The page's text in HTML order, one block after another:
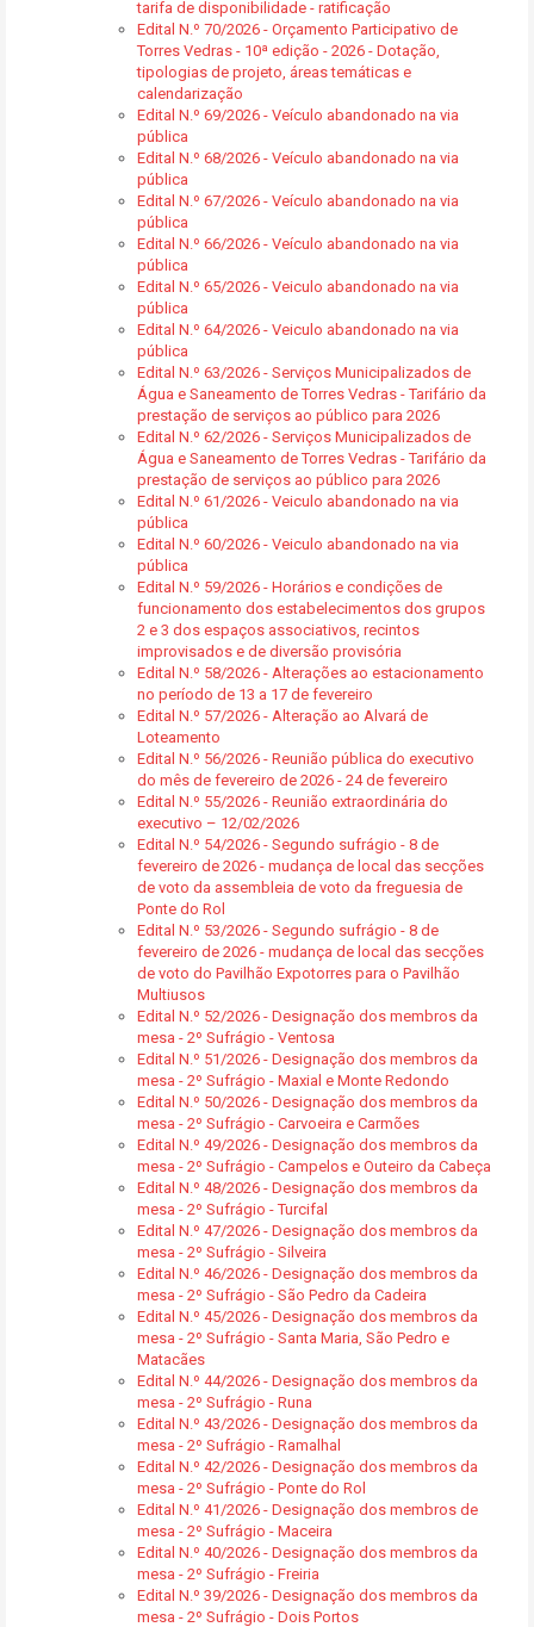
tarifa de disponibilidade - ratificação
Edital N.º 70/2026 - Orçamento Participativo de
Torres Vedras - 10ª edição - 2026 - Dotação,
tipologias de projeto, áreas temáticas e
calendarização
Edital N.º 69/2026 - Veículo abandonado na via
pública
Edital N.º 68/2026 - Veículo abandonado na via
pública
Edital N.º 67/2026 - Veículo abandonado na via
pública
Edital N.º 66/2026 - Veículo abandonado na via
pública
Edital N.º 65/2026 - Veiculo abandonado na via
pública
Edital N.º 64/2026 - Veiculo abandonado na via
pública
Edital N.º 63/2026 - Serviços Municipalizados de
Água e Saneamento de Torres Vedras - Tarifário da
prestação de serviços ao público para 2026
Edital N.º 62/2026 - Serviços Municipalizados de
Água e Saneamento de Torres Vedras - Tarifário da
prestação de serviços ao público para 2026
Edital N.º 61/2026 - Veiculo abandonado na via
pública
Edital N.º 60/2026 - Veiculo abandonado na via
pública
Edital N.º 59/2026 - Horários e condições de
funcionamento dos estabelecimentos dos grupos
2 e 3 dos espaços associativos, recintos
improvisados e de diversão provisória
Edital N.º 58/2026 - Alterações ao estacionamento
no período de 13 a 17 de fevereiro
Edital N.º 57/2026 - Alteração ao Alvará de
Loteamento
Edital N.º 56/2026 - Reunião pública do executivo
do mês de fevereiro de 2026 - 24 de fevereiro
Edital N.º 55/2026 - Reunião extraordinária do
executivo – 12/02/2026
Edital N.º 54/2026 - Segundo sufrágio - 8 de
fevereiro de 2026 - mudança de local das secções
de voto da assembleia de voto da freguesia de
Ponte do Rol
Edital N.º 53/2026 - Segundo sufrágio - 8 de
fevereiro de 2026 - mudança de local das secções
de voto do Pavilhão Expotorres para o Pavilhão
Multiusos
Edital N.º 52/2026 - Designação dos membros da
mesa - 2º Sufrágio - Ventosa
Edital N.º 51/2026 - Designação dos membros da
mesa - 2º Sufrágio - Maxial e Monte Redondo
Edital N.º 50/2026 - Designação dos membros da
mesa - 2º Sufrágio - Carvoeira e Carmões
Edital N.º 49/2026 - Designação dos membros da
mesa - 2º Sufrágio - Campelos e Outeiro da Cabeça
Edital N.º 48/2026 - Designação dos membros da
mesa - 2º Sufrágio - Turcifal
Edital N.º 47/2026 - Designação dos membros da
mesa - 2º Sufrágio - Silveira
Edital N.º 46/2026 - Designação dos membros da
mesa - 2º Sufrágio - São Pedro da Cadeira
Edital N.º 45/2026 - Designação dos membros da
mesa - 2º Sufrágio - Santa Maria, São Pedro e
Matacães
Edital N.º 44/2026 - Designação dos membros da
mesa - 2º Sufrágio - Runa
Edital N.º 43/2026 - Designação dos membros da
mesa - 2º Sufrágio - Ramalhal
Edital N.º 42/2026 - Designação dos membros da
mesa - 2º Sufrágio - Ponte do Rol
Edital N.º 41/2026 - Designação dos membros de
mesa - 2º Sufrágio - Maceira
Edital N.º 40/2026 - Designação dos membros da
mesa - 2º Sufrágio - Freiria
Edital N.º 39/2026 - Designação dos membros da
mesa - 2º Sufrágio - Dois Portos